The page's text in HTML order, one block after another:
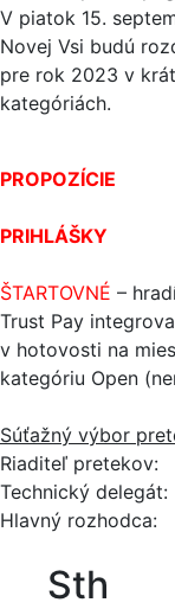
V piatok 15.
Novej Vsi budú
pre rok 2023 v
kategóriách.
PROPOZÍCIE
PRIHLÁŠKY
ŠTARTOVNÉ –
Trust Pay
v hotovosti na
kategóriu Open
Súťažný výbor
Riaditeľ
Technický
Hlavný
Sth